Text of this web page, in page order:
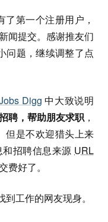
了第一个注册用户，
闻提交。感谢推友们
问题，继续调整了点
Digg 中大致说明
聘，帮助朋友求职 ，
但是不欢迎猎头上来
招聘信息来源 URL
费好了。
到工作的网友现身。